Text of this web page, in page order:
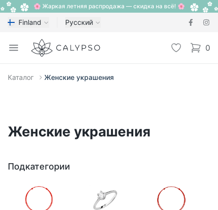
🌸 Жаркая летняя распродажа — скидка на всё! 🌸
Finland Русский
Open menu
Calypso Избранное
0
items
Каталог Женские украшения
Женские украшения
Подкатегории